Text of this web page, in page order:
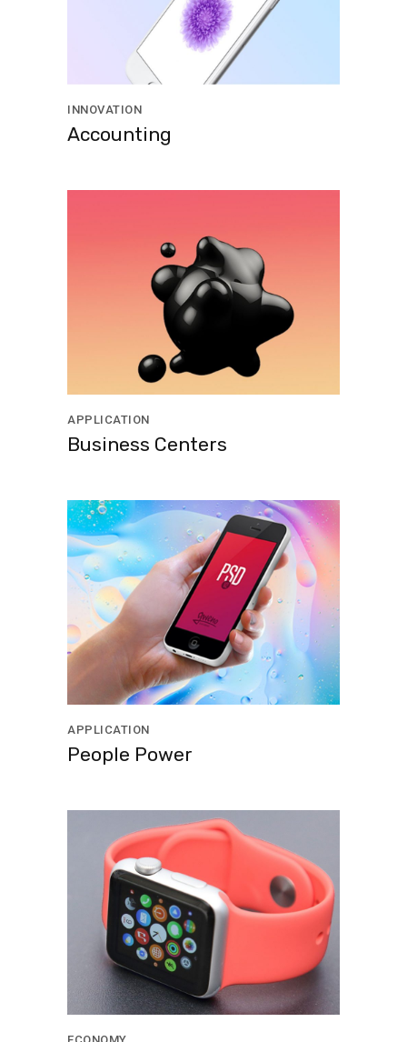
INNOVATION
Accounting
APPLICATION
Business Centers
APPLICATION
People Power